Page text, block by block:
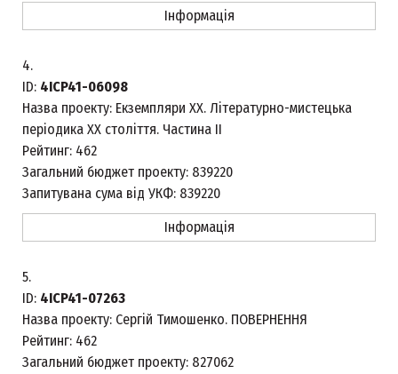
Інформація
4.
ID: 4ICP41-06098
Назва проекту: Екземпляри ХХ. Літературно-мистецька
періодика ХХ століття. Частина II
Рейтинг: 462
Загальний бюджет проекту: 839220
Запитувана сума від УКФ: 839220
Інформація
5.
ID: 4ICP41-07263
Назва проекту: Сергій Тимошенко. ПОВЕРНЕННЯ
Рейтинг: 462
Загальний бюджет проекту: 827062